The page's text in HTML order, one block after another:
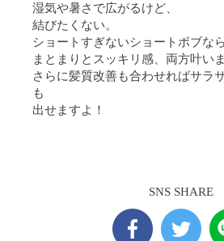
湿気や暑さで広がるけど、
結びたくない。
ショートすぎないショートボブなら
まとまりとスッキリ感、両方叶い
さらに髪質改善も合わせればサラ
も
出せますよ！
SNS SHARE